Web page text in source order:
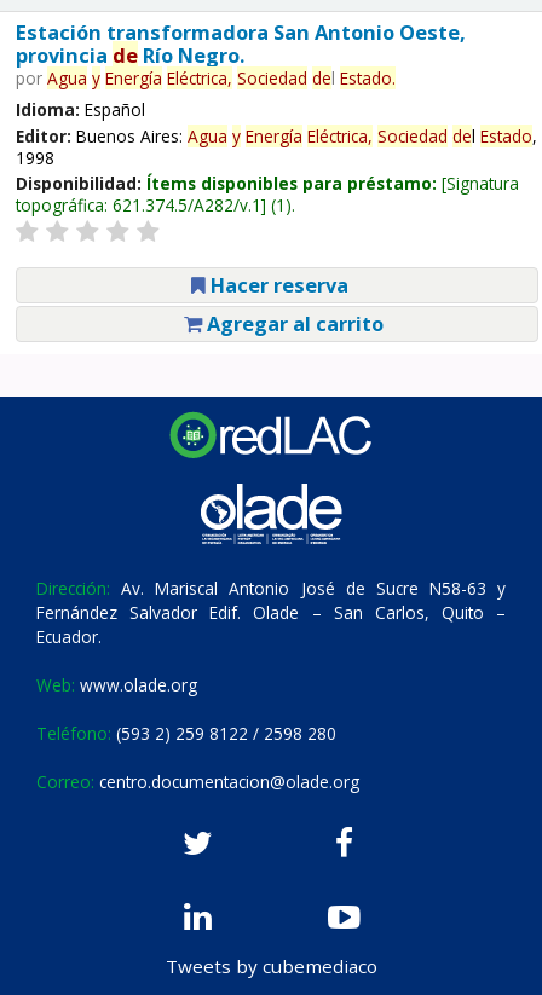
Estación transformadora San Antonio Oeste,
provincia deRío Negro.
por Agua y Energía Eléctrica, Sociedad del Estado.
Idioma: Español
Editor: Buenos Aires: Agua y Energía Eléctrica, Sociedad del Estado,
1998
Disponibilidad: Ítems disponibles para préstamo: Signatura
topográfica: 621.374.5/A282/v.1 (1).
Hacer reserva
Agregar al carrito
Dirección: Av. Mariscal Antonio José de Sucre N58-63 y
Fernández Salvador Edif. Olade – San Carlos, Quito –
Ecuador.
Web: www.olade.org
Teléfono: (593 2) 259 8122 / 2598 280
Correo: centro.documentacion@olade.org
Tweets by cubemediaco